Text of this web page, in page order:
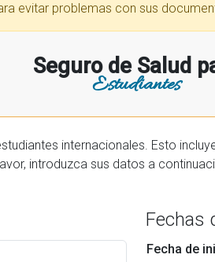
evitar problemas con sus
Seguro de Salud
Estudiantes
Esto incluye estudiantes internactionales en los EE.UU. y
Fechas
Fecha de